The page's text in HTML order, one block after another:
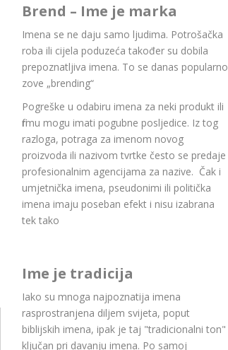
Brend – Ime je marka
Imena se ne daju samo ljudima. Potrošačka
roba ili cijela poduzeća također su dobila
prepoznatljiva imena. To se danas popularno
zove „brending“
Pogreške u odabiru imena za neki produkt ili
firmu mogu imati pogubne posljedice. Iz tog
razloga, potraga za imenom novog
proizvoda ili nazivom tvrtke često se predaje
profesionalnim agencijama za nazive. Čak i
umjetnička imena, pseudonimi ili politička
imena imaju poseban efekt i nisu izabrana
tek tako
Ime je tradicija
Iako su mnoga najpoznatija imena
rasprostranjena diljem svijeta, poput
biblijskih imena, ipak je taj "tradicionalni ton"
ključan pri davanju imena. Po samoj